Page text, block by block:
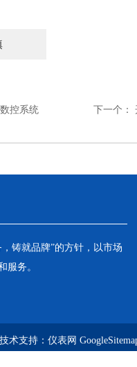
控系统 下一个：
铸就品牌”的方针，以市场
服务。
技术支持： 仪表网